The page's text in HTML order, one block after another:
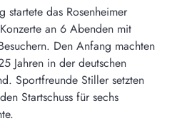
startete das Rosenheimer
an 6 Abenden mit
Den Anfang machten
Jahren in der deutschen
Sportfreunde Stiller setzten
Startschuss für sechs